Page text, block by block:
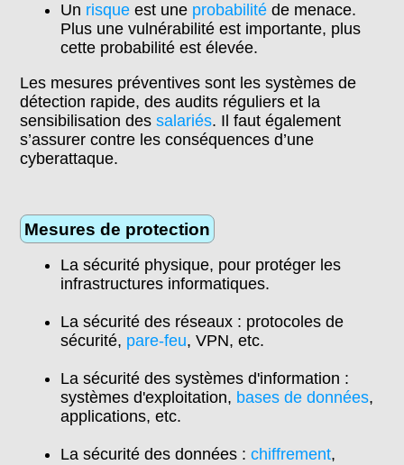
Un risqueest une probabilitéde menace.
Plus une vulnérabilité est importante, plus
cette probabilité est élevée.
Les mesures préventives sont les systèmes de
détection rapide, des audits réguliers et la
sensibilisation dessalariés. Il faut également
s’assurer contre les conséquences d’une
cyberattaque.
Mesures de protection
La sécurité physique, pour protéger les
infrastructures informatiques.
La sécurité des réseaux : protocoles de
sécurité, pare-feu, VPN, etc.
La sécurité des systèmes d'information :
systèmes d'exploitation, bases de données,
applications, etc.
La sécurité des données : chiffrement,